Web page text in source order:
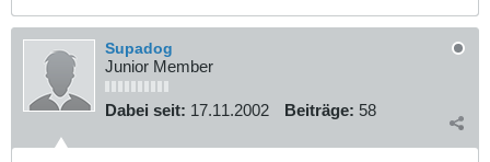
Supadog
Junior Member
Dabei seit: 17.11.2002 Beiträge: 58